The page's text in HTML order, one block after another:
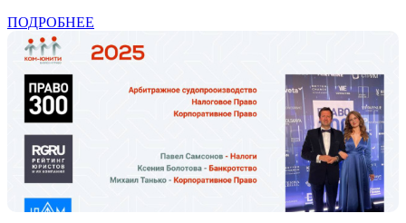
ПОДРОБНЕЕ